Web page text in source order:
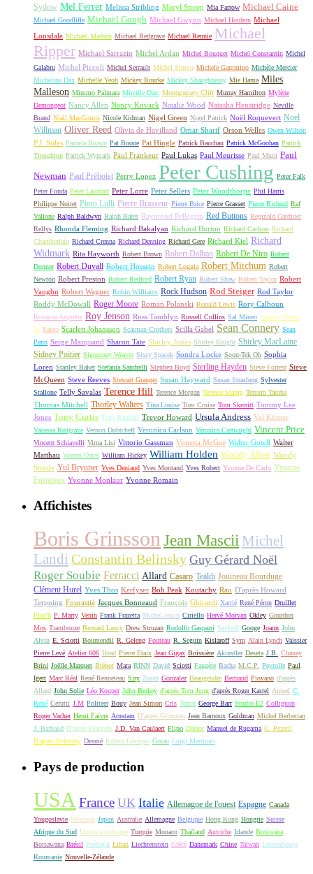
Sydow Mel Ferrer Melissa Stribling Meryl Streep Mia Farrow Michael Caine
Michael Goodliffe Michael Gough Michael Gwynn Michael Hordern Michael
Lonsdale Michael Madsen Michael Redgrave Michael Rennie Michael
Ripper Michael Sarrazin Michel Ardan Michel Bouquet Michel Constantin Michel
Galabru Michel Piccoli Michel Serrault Michel Simon Michele Gammino Michèle Mercier
Micheline Dax Michelle Yeoh Mickey Rourke Mickey Shaughnessy Mie Hama Miles
Malleson Mimmo Palmara Mireille Darc Montgomery Clift Murray Hamilton Mylène
Demongeot Nancy Allen Nancy Kovack Natalie Wood Natasha Henstridge Neville
Brand Niall MacGinnis Nicole Kidman Nigel Green Nigel Patrick Noël Roquevert Noel
Willman Oliver Reed Olivia de Havilland Omar Sharif Orson Welles Owen Wilson
P.J. Soles Pamela Brown Pat Boone Pat Hingle Patrick Bauchau Patrick McGoohan Patrick
Troughton Patrick Wymark Paul Frankeur Paul Lukas Paul Meurisse Paul Muni Paul
Newman Paul Préboist Perry Lopez Peter Cushing Peter Falk
Peter Fonda Peter Lawford Peter Lorre Peter Sellers Peter Woodthorpe Phil Harris
Philippe Noiret Piero Lulli Pierre Brasseur Pierre Brice Pierre Grasset Pierre Richard Raf
Vallone Ralph Baldwyn Ralph Bates Raymond Pellegrin Red Buttons Reginald Gardiner
Rellys Rhonda Fleming Richard Bakalyan Richard Burton Richard Carlson Richard
Chamberlain Richard Crenna Richard Denning Richard Gere Richard Kiel Richard
Widmark Rita Hayworth Robert Brown Robert Dalban Robert De Niro Robert
Donner Robert Duvall Robert Hossein Robert Loggia Robert Mitchum Robert
Newton Robert Preston Robert Redford Robert Ryan Robert Shaw Robert Taylor Robert
Vaughn Robert Wagner Robin Williams Rock Hudson Rod Steiger Rod Taylor
Roddy McDowall Roger Moore Roman Polanski Ronald Lewis Rory Calhoun
Rosanna Arquette Roy Jenson Russ Tamblyn Russell Collins Sal Mineo Sammy Davis
Jr. Santo Scarlett Johansson Scatman Crothers Scilla Gabel Sean Connery Sean
Penn Serge Marquand Sharon Tate Shirley Jones Shirley Knight Shirley MacLaine
Sidney Poitier Sigourney Weaver Sissy Spacek Sondra Locke Soon-Tek Oh Sophia
Loren Stanley Baker Stefania Sandrelli Stephen Boyd Sterling Hayden Steve Forrest Steve
McQueen Steve Reeves Stewart Granger Susan Hayward Susan Strasberg Sylvester
Stallone Telly Savalas Terence Hill Terence Morgan Terence Stamp Tetsuro Tamba
Thomas Mitchell Thorley Walters Tina Louise Tom Cruise Tom Skerritt Tommy Lee
Jones Tony Curtis Tony Randall Trevor Howard Ursula Andress Val Kilmer
Vanessa Redgrave Vernon Dobtcheff Veronica Carlson Veronica Cartwright Vincent Price
Vincent Schiavelli Virna Lisi Vittorio Gassman Vonetta McGee Walter Gotell Walter
Matthau Warren Oates William Hickey William Holden Woody Allen Woody
Strode Yul Brynner Yves Deniaud Yves Montand Yves Robert Yvonne De Carlo Yvonne
Furneaux Yvonne Monlaur Yvonne Romain
Affichistes
Boris Grinsson Jean Mascii Michel
Landi Constantin Belinsky Guy Gérard Noël
Roger Soubie Ferracci Allard Casaro Tealdi Jouineau Bourduge
Clément Hurel Yves Thos Kerfyser Bob Peak Koutachy Rau D'après Howard
Terpning Fourastié Jacques Bonneaud François Ghirardi Xarrié René Péron Druillet
Floc'h P. Marty Venin Frank Frazetta Michel Jouin Ciriello Hervé Morvan Okley Gourdon
Mos Trambouze Bernard Lancy Drew Struzan Rodolfo Gasparri Savkoff Googe Joann John
Alvin E. Sciotti Boumendil R. Geleng Fouteau R. Seguin Kislaroff Sym Alain Lynch Vaissier
Pierre Levé Atelier 606 Head Pierre Etaix Jean Gigax Boissière Akinstler Deseta J.B.
Chanay
Brini Joëlle Marquet Brénot Mara RINN David Sciotti Faugère Bacha M.C.P. Peyrolle Paul
Igert Marc Réal René Renneteau Siry Zoran Gonzalez Beaugendre Bertrand Piovano d'après
Allard John Solie Léo Kouper John Berkey d'après Tom Jung d'après Roger Kastel Amsel C.
René Cerutti J.M Politeer Bouy Jean Simon Cris Tonin George Barr Studio E2 Collignon
Roger Vacher Henri Faivre Arnstam D'après Grinsson Jean Barnoux Goldman Michel Berberian
J. Barbaud D'après François J.D. Van Caulaert Flipo Dastor Manuel de Rugama G. Pezeril
D'après Belinsky Desmé Robert Lévèque Gruau Luigi Martinati
Pays de production
USA France UK Italie Allemagne de l'ouest Espagne Canada
Yougoslavie Mexique Japon Australie Allemagne Belgique Hong Kong Hongrie Suisse
Afrique du Sud Union soviétique Turquie Monaco Thaïland Autriche Irlande Botswana
Botsawana Brésil Portugal Liban Liechtenstein Grèce Danemark Chine Taïwan Luxembourg
Roumanie Nouvelle-Zélande